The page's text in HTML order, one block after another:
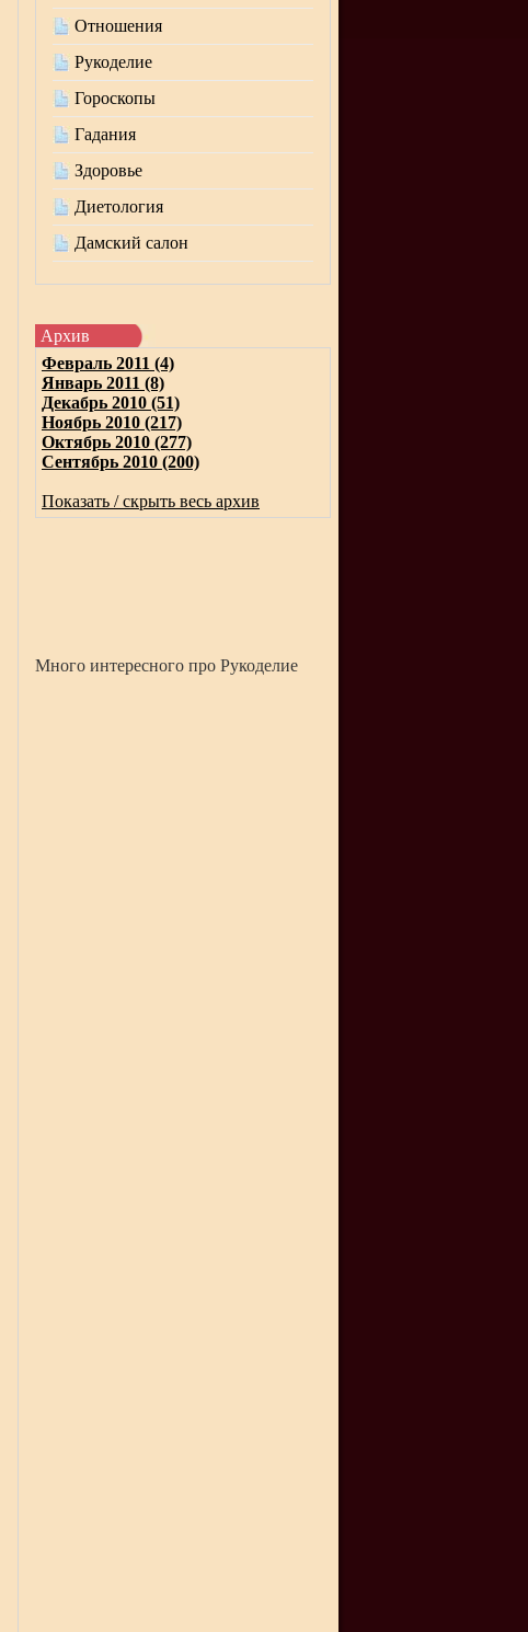
Отношения
Рукоделие
Гороскопы
Гадания
Здоровье
Диетология
Дамский салон
Архив
Февраль 2011 (4)
Январь 2011 (8)
Декабрь 2010 (51)
Ноябрь 2010 (217)
Октябрь 2010 (277)
Сентябрь 2010 (200)
Показать / скрыть весь архив
Много интересного про Рукоделие